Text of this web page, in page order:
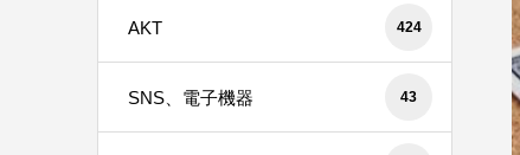
AKT 424
SNS、電子機器 43